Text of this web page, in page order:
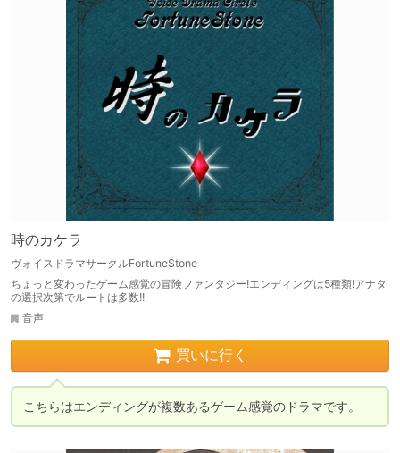
時のカケラ
ヴォイスドラマサークルFortuneStone
ちょっと変わったゲーム感覚の冒険ファンタジー!エンディングは5種類!アナタ
の選択次第でルートは多数!!
音声
買いに行く
こちらはエンディングが複数あるゲーム感覚のドラマです。